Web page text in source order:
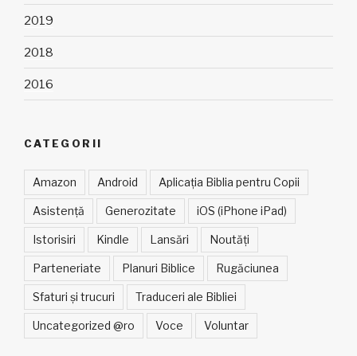
2019
2018
2016
CATEGORII
Amazon Android Aplicația Biblia pentru Copii
Asistență Generozitate iOS (iPhone iPad)
Istorisiri Kindle Lansări Noutăți
Parteneriate Planuri Biblice Rugăciunea
Sfaturi și trucuri Traduceri ale Bibliei
Uncategorized @ro Voce Voluntar